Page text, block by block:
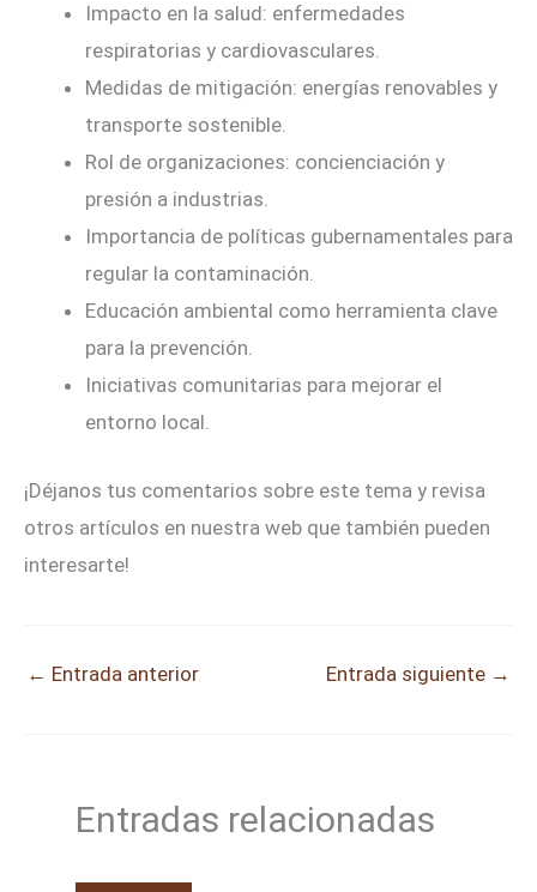
Impacto en la salud: enfermedades
respiratorias y cardiovasculares.
Medidas de mitigación: energías renovables y
transporte sostenible.
Rol de organizaciones: concienciación y
presión a industrias.
Importancia de políticas gubernamentales para
regular la contaminación.
Educación ambiental como herramienta clave
para la prevención.
Iniciativas comunitarias para mejorar el
entorno local.
¡Déjanos tus comentarios sobre este tema y revisa
otros artículos en nuestra web que también pueden
interesarte!
← Entrada anterior Entrada siguiente →
Entradas relacionadas